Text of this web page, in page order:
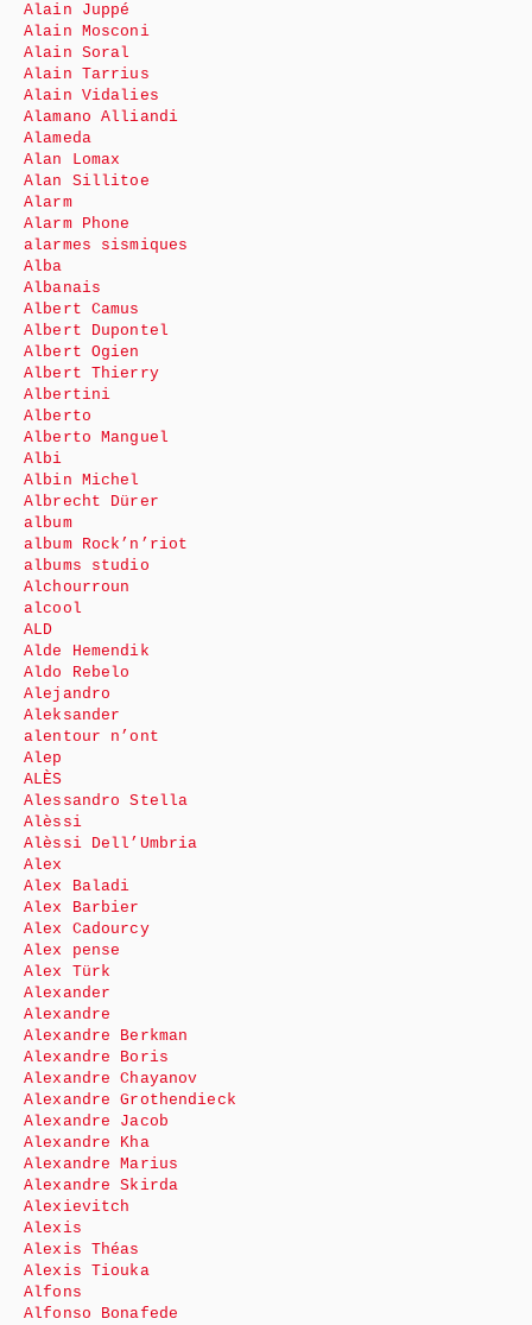
Alain Juppé
Alain Mosconi
Alain Soral
Alain Tarrius
Alain Vidalies
Alamano Alliandi
Alameda
Alan Lomax
Alan Sillitoe
Alarm
Alarm Phone
alarmes sismiques
Alba
Albanais
Albert Camus
Albert Dupontel
Albert Ogien
Albert Thierry
Albertini
Alberto
Alberto Manguel
Albi
Albin Michel
Albrecht Dürer
album
album Rock’n’riot
albums studio
Alchourroun
alcool
ALD
Alde Hemendik
Aldo Rebelo
Alejandro
Aleksander
alentour n’ont
Alep
ALÈS
Alessandro Stella
Alèssi
Alèssi Dell’Umbria
Alex
Alex Baladi
Alex Barbier
Alex Cadourcy
Alex pense
Alex Türk
Alexander
Alexandre
Alexandre Berkman
Alexandre Boris
Alexandre Chayanov
Alexandre Grothendieck
Alexandre Jacob
Alexandre Kha
Alexandre Marius
Alexandre Skirda
Alexievitch
Alexis
Alexis Théas
Alexis Tiouka
Alfons
Alfonso Bonafede